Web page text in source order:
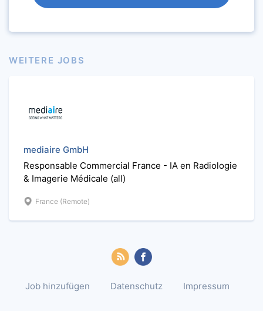
WEITERE JOBS
mediaire GmbH
Responsable Commercial France - IA en Radiologie
& Imagerie Médicale (all)
France (Remote)
Job hinzufügen Datenschutz Impressum